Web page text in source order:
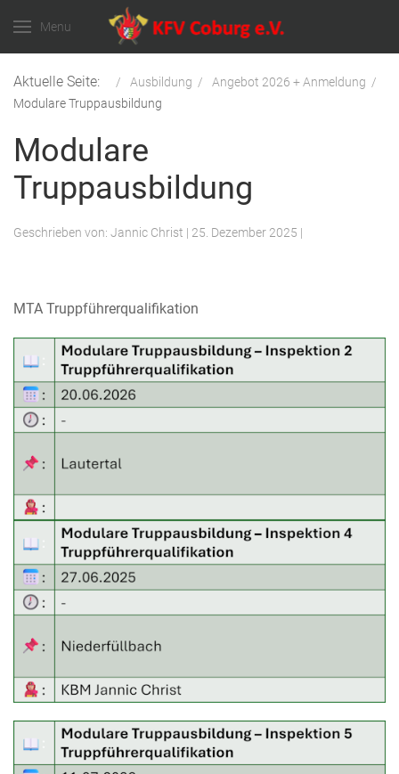
Menu
Aktuelle Seite: Ausbildung
Angebot 2026 + Anmeldung
Modulare Truppausbildung
Modulare
Truppausbildung
Geschrieben von: Jannic Christ | 25. Dezember 2025 |
MTA Truppführerqualifikation